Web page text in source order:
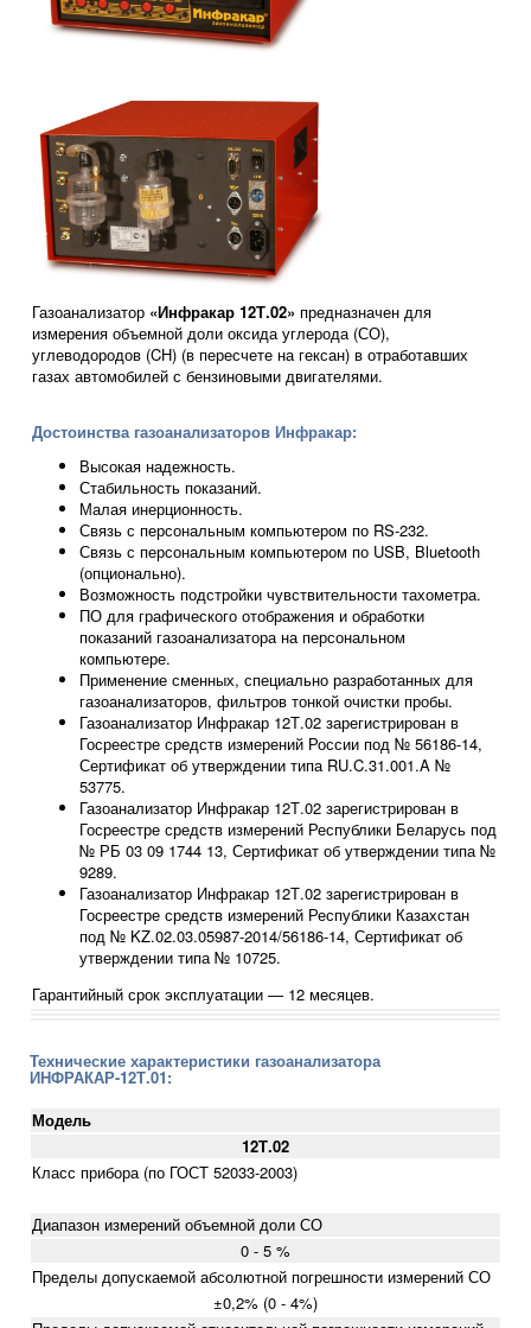
Газоанализатор «Инфракар 12Т.02» предназначен для
измерения объемной доли оксида углерода (СО),
углеводородов (CН) (в пересчете на гексан) в отработавших
газах автомобилей с бензиновыми двигателями.
Достоинства газоанализаторов Инфракар:
Высокая надежность.
Стабильность показаний.
Малая инерционность.
Связь с персональным компьютером по RS-232.
Связь с персональным компьютером по USB, Bluetooth
(опционально).
Возможность подстройки чувствительности тахометра.
ПО для графического отображения и обработки
показаний газоанализатора на персональном
компьютере.
Применение сменных, специально разработанных для
газоанализаторов, фильтров тонкой очистки пробы.
Газоанализатор Инфракар 12Т.02 зарегистрирован в
Госреестре средств измерений России под № 56186-14,
Сертификат об утверждении типа RU.C.31.001.A №
53775.
Газоанализатор Инфракар 12Т.02 зарегистрирован в
Госреестре средств измерений Республики Беларусь под
№ РБ 03 09 1744 13, Сертификат об утверждении типа №
9289.
Газоанализатор Инфракар 12Т.02 зарегистрирован в
Госреестре средств измерений Республики Казахстан
под № KZ.02.03.05987-2014/56186-14, Сертификат об
утверждении типа № 10725.
Гарантийный срок эксплуатации — 12 месяцев.
Технические характеристики газоанализатора
ИНФРАКАР-12Т.01:
Модель
12Т.02
Класс прибора (по ГОСТ 52033-2003)
Диапазон измерений объемной доли СО
0 - 5 %
Пределы допускаемой абсолютной погрешности измерений СО
±0,2% (0 - 4%)